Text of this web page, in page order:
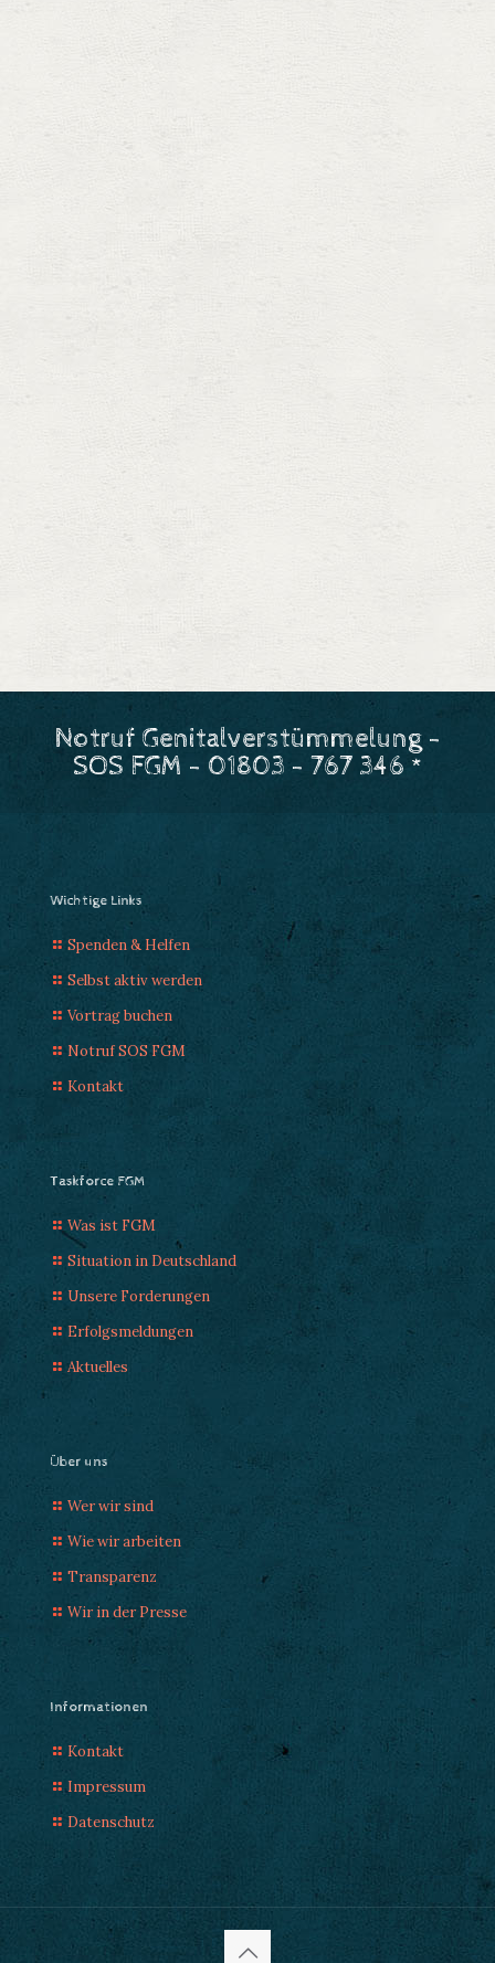
Notruf Genitalverstümmelung -
SOS FGM - 01803 - 767 346 *
Wichtige Links
Spenden & Helfen
Selbst aktiv werden
Vortrag buchen
Notruf SOS FGM
Kontakt
Taskforce FGM
Was ist FGM
Situation in Deutschland
Unsere Forderungen
Erfolgsmeldungen
Aktuelles
Über uns
Wer wir sind
Wie wir arbeiten
Transparenz
Wir in der Presse
Informationen
Kontakt
Impressum
Datenschutz